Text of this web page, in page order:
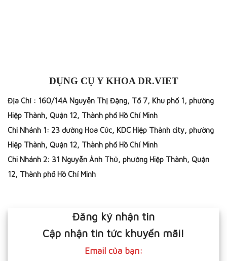
DỤNG CỤ Y KHOA DR.VIET
Địa Chỉ : 160/14A Nguyễn Thị Đặng, Tổ 7, Khu phố 1, phường
Hiệp Thành, Quận 12, Thành phố Hồ Chí Minh
Chi Nhánh 1: 23 đường Hoa Cúc, KDC Hiệp Thành city, phường
Hiệp Thành, Quận 12, Thành phố Hồ Chí Minh
Chi Nhánh 2: 31 Nguyễn Ảnh Thủ, phường Hiệp Thành, Quận
12, Thành phố Hồ Chí Minh
Đăng ký nhận tin
Cập nhận tin tức khuyến mãi!
Email của bạn: